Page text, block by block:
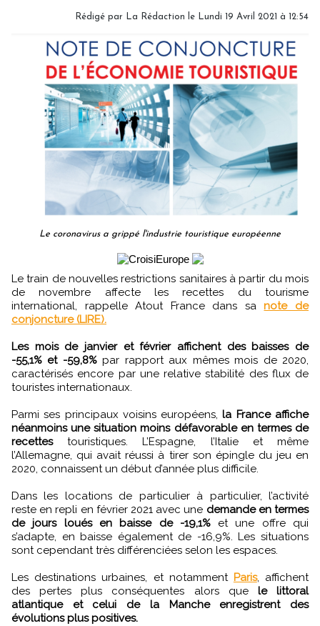
Rédigé par La Rédaction le Lundi 19 Avril 2021 à 12:54
Le coronavirus a grippé l'industrie touristique européenne
Le train de nouvelles restrictions sanitaires à partir du mois
de novembre affecte les recettes du tourisme
international, rappelle Atout France dans sanote de
conjoncture (LIRE).
Les mois de janvier et février affichent des baisses de
-55,1% et -59,8%par rapport aux mêmes mois de 2020,
caractérisés encore par une relative stabilité des flux de
touristes internationaux.
Parmi ses principaux voisins européens,la France affiche
néanmoins une situation moins défavorable en termes de
recettestouristiques. L’Espagne, l’Italie et même
l’Allemagne, qui avait réussi à tirer son épingle du jeu en
2020, connaissent un début d’année plus difficile.
Dans les locations de particulier à particulier, l’activité
reste en repli en février 2021 avec une demande en termes
de jours loués en baisse de -19,1% et une offre qui
s’adapte, en baisse également de -16,9%. Les situations
sont cependant très différenciées selon les espaces.
Les destinations urbaines, et notamment Paris, affichent
des pertes plus conséquentes alors que le littoral
atlantique et celui de la Manche enregistrent des
évolutions plus positives.